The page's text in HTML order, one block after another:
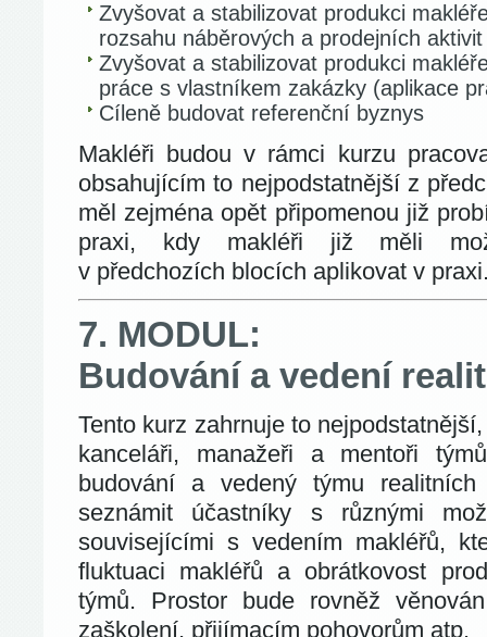
Zvyšovat a stabilizovat produkci
rozsahu náběrových a prodejních aktivit
Zvyšovat a stabilizovat produkci
práce s vlastníkem zakázky (aplikace
Cíleně budovat referenční byznys
Makléři budou v rámci kurzu
obsahujícím to nejpodstatnější z
měl zejména opět připomenou již
praxi, kdy makléři již měli
v předchozích blocích aplikovat v
7. MODUL:
Budování a vedení
Tento kurz zahrnuje to
kanceláři, manažeři a mentoři
budování a vedený týmu
seznámit účastníky s různými
souvisejícími s vedením makléřů,
fluktuaci makléřů a obrátkovost
týmů. Prostor bude rovněž
zaškolení, přijímacím pohovorům atp.